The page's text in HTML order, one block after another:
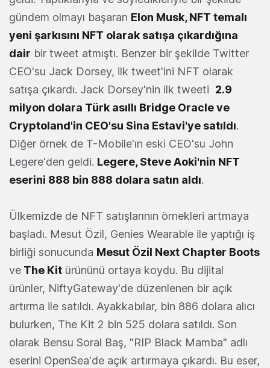
gündem olmayı başaran Elon Musk, NFT temalı
yeni şarkısını NFT olarak satışa çıkardığına
dair bir tweet atmıştı. Benzer bir şekilde Twitter
CEO'su Jack Dorsey, ilk tweet'ini NFT olarak
satışa çıkardı. Jack Dorsey'nin ilk tweeti 2.9
milyon dolara Türk asıllı Bridge Oracle ve
Cryptoland'in CEO'su Sina Estavi'ye satıldı.
Diğer örnek de T-Mobile'ın eski CEO'su John
Legere'den geldi. Legere, Steve Aoki'nin NFT
eserini 888 bin 888 dolara satın aldı.
Ülkemizde de NFT satışlarının örnekleri artmaya
başladı. Mesut Özil, Genies Wearable ile yaptığı iş
birliği sonucunda Mesut Özil Next Chapter Boots
ve The Kit ürününü ortaya koydu. Bu dijital
ürünler, NiftyGateway'de düzenlenen bir açık
artırma ile satıldı. Ayakkabılar, bin 886 dolara alıcı
bulurken, The Kit 2 bin 525 dolara satıldı. Son
olarak Bensu Soral Baş, "RIP Black Mamba" adlı
eserini OpenSea'de açık artırmaya çıkardı. Bu eser,